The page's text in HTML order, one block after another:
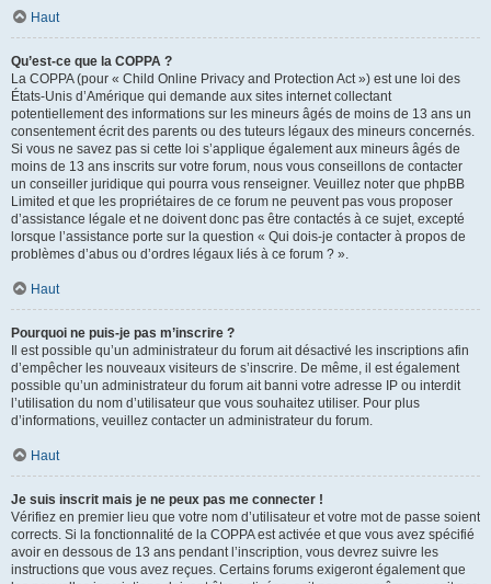
Haut
Qu’est-ce que la COPPA ?
La COPPA (pour « Child Online Privacy and Protection Act ») est une loi des
États-Unis d’Amérique qui demande aux sites internet collectant
potentiellement des informations sur les mineurs âgés de moins de 13 ans un
consentement écrit des parents ou des tuteurs légaux des mineurs concernés.
Si vous ne savez pas si cette loi s’applique également aux mineurs âgés de
moins de 13 ans inscrits sur votre forum, nous vous conseillons de contacter
un conseiller juridique qui pourra vous renseigner. Veuillez noter que phpBB
Limited et que les propriétaires de ce forum ne peuvent pas vous proposer
d’assistance légale et ne doivent donc pas être contactés à ce sujet, excepté
lorsque l’assistance porte sur la question « Qui dois-je contacter à propos de
problèmes d’abus ou d’ordres légaux liés à ce forum ? ».
Haut
Pourquoi ne puis-je pas m’inscrire ?
Il est possible qu’un administrateur du forum ait désactivé les inscriptions afin
d’empêcher les nouveaux visiteurs de s’inscrire. De même, il est également
possible qu’un administrateur du forum ait banni votre adresse IP ou interdit
l’utilisation du nom d’utilisateur que vous souhaitez utiliser. Pour plus
d’informations, veuillez contacter un administrateur du forum.
Haut
Je suis inscrit mais je ne peux pas me connecter !
Vérifiez en premier lieu que votre nom d’utilisateur et votre mot de passe soient
corrects. Si la fonctionnalité de la COPPA est activée et que vous avez spécifié
avoir en dessous de 13 ans pendant l’inscription, vous devrez suivre les
instructions que vous avez reçues. Certains forums exigeront également que